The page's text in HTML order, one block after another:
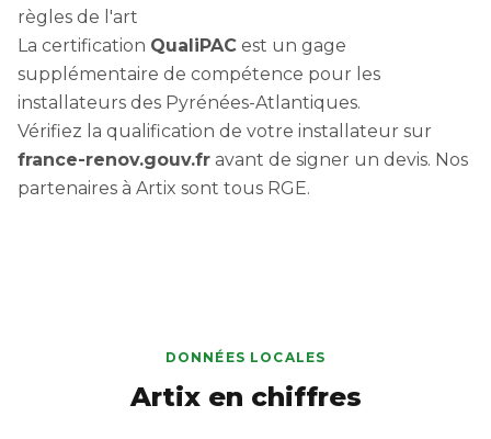
règles de l'art
La certification QualiPAC est un gage
supplémentaire de compétence pour les
installateurs des Pyrénées-Atlantiques.
Vérifiez la qualification de votre installateur sur
france-renov.gouv.fr avant de signer un devis. Nos
partenaires à Artix sont tous RGE.
DONNÉES LOCALES
Artix en chiffres